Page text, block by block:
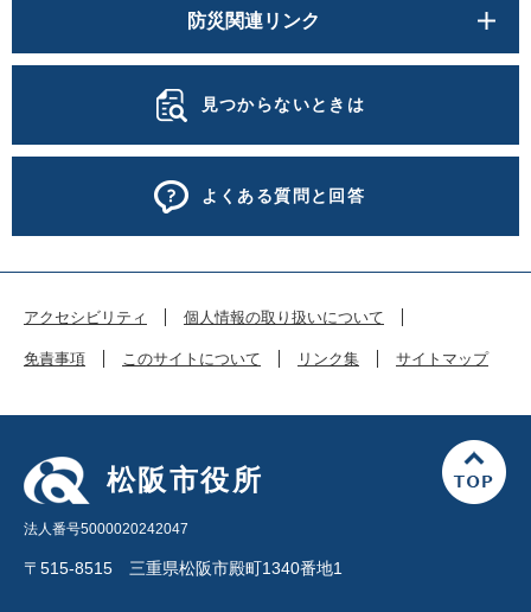
防災関連リンク
見つからないときは
よくある質問と回答
アクセシビリティ 個人情報の取り扱いについて
免責事項 このサイトについて リンク集 サイトマップ
松阪市役所
法人番号5000020242047
〒515-8515 三重県松阪市殿町1340番地1